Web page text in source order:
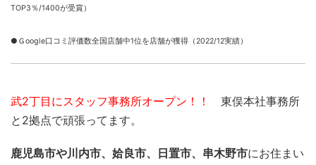
TOP3％/1400が受賞）
●Ｇoogle口コミ評価数全国店舗中1位を店舗が獲得（2022/12実績）
武2丁目にスタッフ事務所オープン！！
東俣本社事務所
と2拠点で頑張ってます。
鹿児島市や川内市、姶良市、日置市、串木野市にお住まい